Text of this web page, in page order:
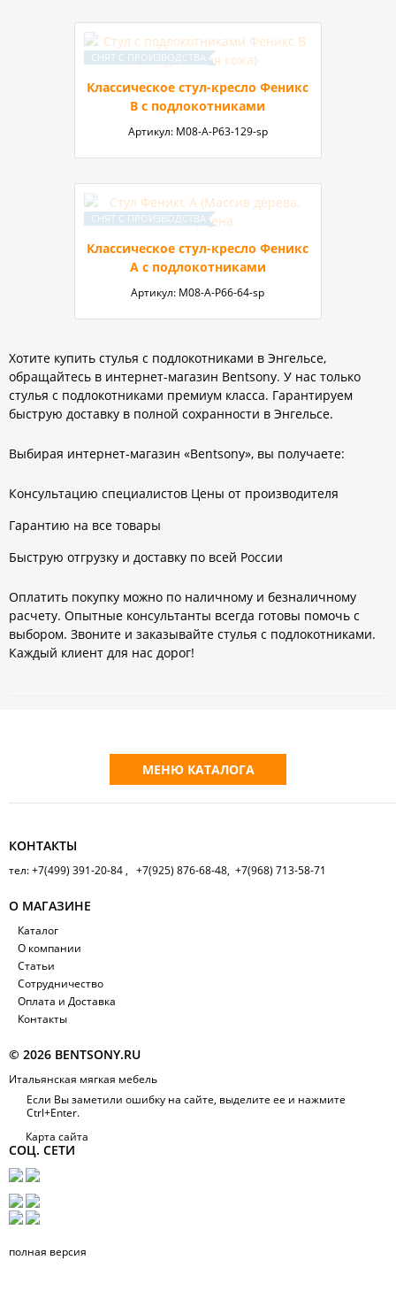
Классическое стул-кресло Феникс
B с подлокотниками
Артикул: М08-А-Р63-129-sp
Классическое стул-кресло Феникс
A с подлокотниками
Артикул: М08-А-P66-64-sp
Хотите купить стулья с подлокотниками в Энгельсе,
обращайтесь в интернет-магазин Bentsony. У нас только
стулья с подлокотниками премиум класса. Гарантируем
быструю доставку в полной сохранности в Энгельсе.
Выбирая интернет-магазин «Bentsony», вы получаете:
Консультацию специалистов Цены от производителя
Гарантию на все товары
Быструю отгрузку и доставку по всей России
Оплатить покупку можно по наличному и безналичному
расчету. Опытные консультанты всегда готовы помочь с
выбором. Звоните и заказывайте стулья с подлокотниками.
Каждый клиент для нас дорог!
МЕНЮ КАТАЛОГА
КОНТАКТЫ
тел: +7(499) 391-20-84 , +7(925) 876-68-48, +7(968) 713-58-71
СОЦ. СЕТИ
О МАГАЗИНЕ
Каталог
О компании
Статьи
Сотрудничество
Оплата и Доставка
Контакты
© 2026 BENTSONY.RU
Итальянская мягкая мебель
Если Вы заметили ошибку на сайте, выделите ее и нажмите
Ctrl+Enter.
Карта сайта
полная версия